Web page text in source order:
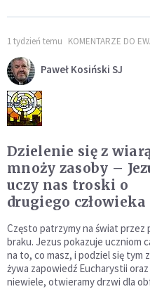
1 tydzień temu KOMENTARZE DO
Paweł Kosiński SJ
Dzielenie się z
mnoży zasoby –
uczy nas troski o
drugiego człowieka
Często patrzymy na świat przez
braku. Jezus pokazuje uczniom
na to, co masz, i podziel się tym
żywa zapowiedź Eucharystii
niewiele, otwieramy drzwi dla